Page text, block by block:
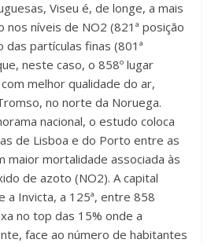
Viseu é, de longe, a mais
nos níveis de NO2 (821ª posição
das partículas finas (801ª
neste caso, o 858º lugar
melhor qualidade do ar,
no norte da Noruega.
nacional, o estudo coloca
de Lisboa e do Porto entre as
maior mortalidade associada às
de azoto (NO2). A capital
a Invicta, a 125ª, entre 858
no top das 15% onde a
face ao número de habitantes